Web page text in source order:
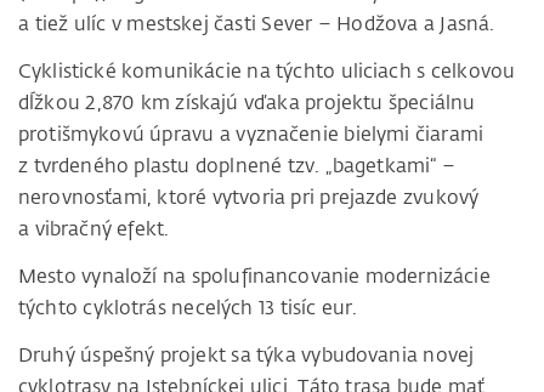
a tiež ulíc v mestskej časti Sever – Hodžova a Jasná.
Cyklistické komunikácie na týchto uliciach s celkovou
dĺžkou 2,870 km získajú vďaka projektu špeciálnu
protišmykovú úpravu a vyznačenie bielymi čiarami
z tvrdeného plastu doplnené tzv. „bagetkami“ –
nerovnosťami, ktoré vytvoria pri prejazde zvukový
a vibračný efekt.
Mesto vynaloží na spolufinancovanie modernizácie
týchto cyklotrás necelých 13 tisíc eur.
Druhý úspešný projekt sa týka vybudovania novej
cyklotrasy na Istebníckej ulici. Táto trasa bude mať